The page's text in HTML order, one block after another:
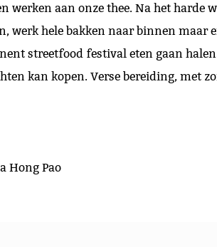
werken aan onze thee. Na het harde
werk hele bakken naar binnen
streetfood festival eten gaan
kan kopen. Verse bereiding, met
Hong Pao